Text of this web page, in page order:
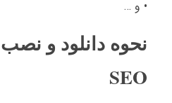
• و …
SEO